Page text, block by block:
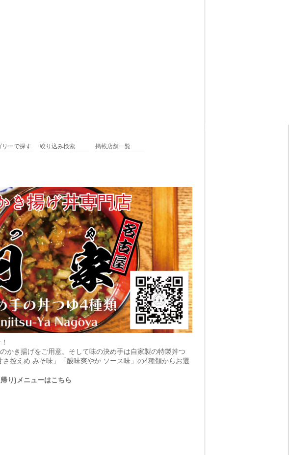
リーで探す 絞り込み検索
掲載店舗一覧
かき揚げをご用意。そして味の決め手は自家製の特製丼つ
控えめ みそ味」「酸味爽やか ソース味」の4種類からお選
り)メニューはこちら